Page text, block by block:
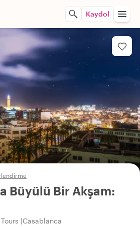
Kaydol
Büyülü Bir Akşam:
Casablanca